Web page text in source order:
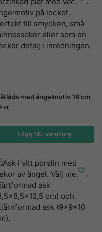
med ängelmotiv 16 cm
kr
Lägg till i varukorg